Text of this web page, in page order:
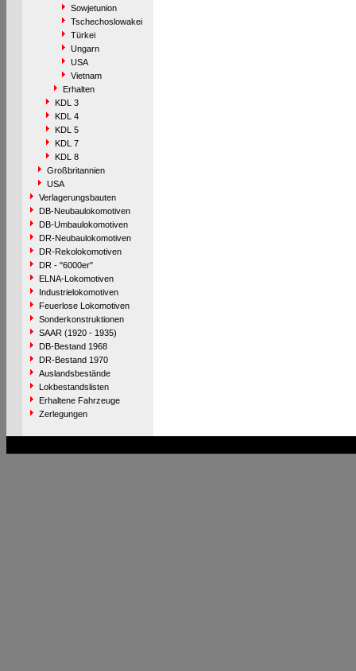
Sowjetunion
Tschechoslowakei
Türkei
Ungarn
USA
Vietnam
Erhalten
KDL 3
KDL 4
KDL 5
KDL 7
KDL 8
Großbritannien
USA
Verlagerungsbauten
DB-Neubaulokomotiven
DB-Umbaulokomotiven
DR-Neubaulokomotiven
DR-Rekolokomotiven
DR - "6000er"
ELNA-Lokomotiven
Industrielokomotiven
Feuerlose Lokomotiven
Sonderkonstruktionen
SAAR (1920 - 1935)
DB-Bestand 1968
DR-Bestand 1970
Auslandsbestände
Lokbestandslisten
Erhaltene Fahrzeuge
Zerlegungen